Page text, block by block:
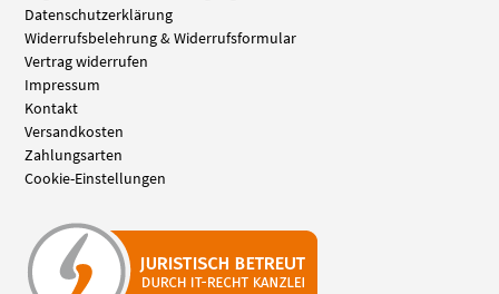
Datenschutzerklärung
Widerrufsbelehrung & Widerrufsformular
Vertrag widerrufen
Impressum
Kontakt
Versandkosten
Zahlungsarten
Cookie-Einstellungen